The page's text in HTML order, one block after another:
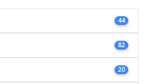
44
82
20